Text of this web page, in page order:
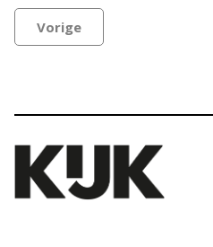
Vorige